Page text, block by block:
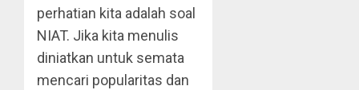
perhatian kita adalah soal
NIAT. Jika kita menulis
diniatkan untuk semata
mencari popularitas dan